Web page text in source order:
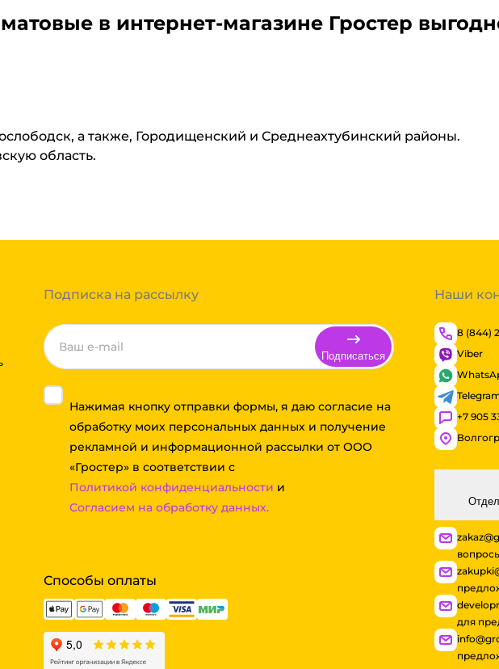
в интернет-магазине Гростер
а также, Городищенский и Среднеахтубинский районы.
область.
Подписка на рассылку
Подписаться
Нажимая кнопку отправки формы, я даю согласие на
обработку моих персональных данных и получение
рекламной и информационной рассылки от ООО
«Гростер» в соответствии с
Политикой конфиденциальности и
Согласием на обработку данных.
Способы оплаты
Наши
8 (844)
Viber
+7 905
для